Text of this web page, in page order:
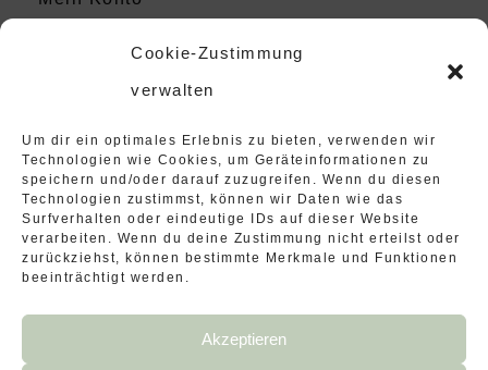
Cookie-Zustimmung
verwalten
Um dir ein optimales Erlebnis zu bieten, verwenden wir
Technologien wie Cookies, um Geräteinformationen zu
speichern und/oder darauf zuzugreifen. Wenn du diesen
Technologien zustimmst, können wir Daten wie das
Surfverhalten oder eindeutige IDs auf dieser Website
verarbeiten. Wenn du deine Zustimmung nicht erteilst oder
zurückziehst, können bestimmte Merkmale und Funktionen
beeinträchtigt werden.
Akzeptieren